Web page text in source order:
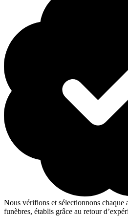
Nous vérifions et sélectionnons chaque
funèbres, établis grâce au retour